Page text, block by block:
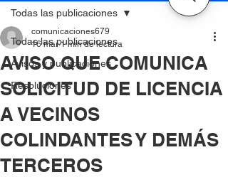
Todas las publicaciones
Avisos y publicaciones
Resoluciones
Todas las publicaciones
AVISO QUE COMUNICA
SOLICITUD DE LICENCIA
A VECINOS
COLINDANTES Y DEMÁS
TERCEROS
comunicaciones679
16 mar 1 min de lectura